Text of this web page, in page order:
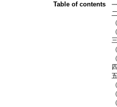
Table of contents